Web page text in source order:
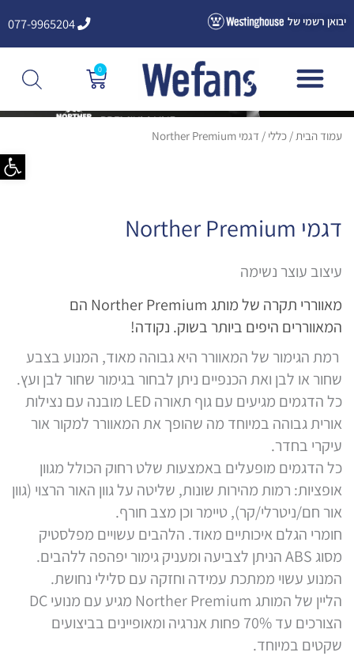
פתח
לתוכן
יבואן רשמי של 077-9965204
0
עגלת
קניות
עמוד הבית / כללי / דגמי Norther Premium
דגמי Norther Premium
עיצוב עוצר נשימה
מאווררי תקרה של מותג Norther Premium הם
המאווררים היפים ביותר בשוק. נקודה!
רמת הגימור של המאוורר היא גבוהה מאוד, המנוע בצבע
שחור או לבן ואת הכנפיים ניתן לבחור בגימור שחור לבן ועץ.
כל הדגמים מגיעים עם גוף תאורה LED מובנה עם נצילות
אורית גבוהה במיוחד מה שהופך את המאוורר למקור אור
עיקרי בחדר.
כל הדגמים מופעלים באמצעות שלט רחוק הכולל מגוון
אופציות: רמות מהירות שונות, שליטה על גוון האור הרצוי (גוון
אור חם/ניטרלי/קר), טיימר וכן מצב חורף.
חומרי הגלם איכותיים מאוד. הלהבים עשויים מפלסטיק
מסוג ABS הניתן לצביעה ומעניק גימור יפהפה ללהבים.
המנוע עשוי ממתכת עמידה וחזקה עם סלילי נחושת.
הליין של המותג Norther Premium מגיע עם מנועי DC
הצורכים עד 70% פחות אנרגיה ומאופיינים בביצועים
שקטים במיוחד.